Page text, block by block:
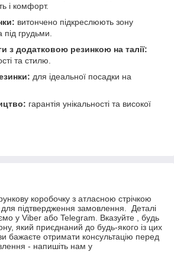
і комфорт.
витончено підкреслюють зону
під грудьми.
з додатковою резинкою на талії:
та стилю.
для ідеальної посадки на
гарантія унікальності та високої
коробочку з атласною стрічкою
підтвердження замовлення. Деталі
у Viber або Telegram. Вказуйте , будь
який приєднаний до будь-якого із цих
бажаєте отримати консультацію перед
- напишіть нам у